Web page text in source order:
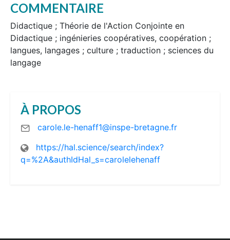
COMMENTAIRE
Didactique ; Théorie de l'Action Conjointe en
Didactique ; ingénieries coopératives, coopération ;
langues, langages ; culture ; traduction ; sciences du
langage
À PROPOS
carole.le-henaff1@inspe-bretagne.fr
https://hal.science/search/index?
q=%2A&authIdHal_s=carolelehenaff